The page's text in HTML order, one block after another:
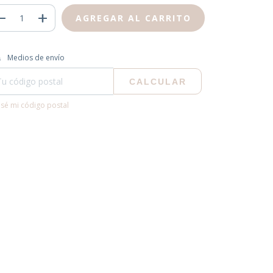
para el CP:
Medios de envío
CALCULAR
mi código postal